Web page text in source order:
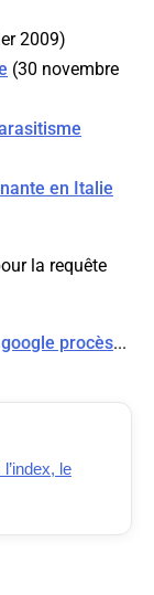
2009)
(30 novembre
en Italie
la requête
google procès...
le